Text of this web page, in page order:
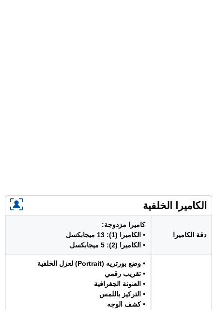
الكاميرا الخلفية
دقة الكاميرا
كاميرا مزدوجة:
• الكاميرا (1): 13 ميجابكسل
• الكاميرا (2): 5 ميجابكسل
• وضع بورتريه (Portrait) لعزل الخلفية
• تقريب رقمي
• العنونة الجغرافية
• التركيز باللمس
• كشف الوجه